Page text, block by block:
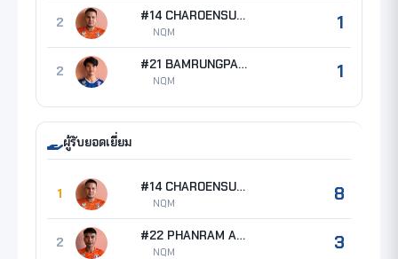
2 #14 CHAROENSUK Tanapat
NQM 1
2 #21 BAMRUNGPAKDEE Thanat
NQM 1
ผู้รับยอดเยี่ยม
1 #14 CHAROENSUK Tanapat
NQM 8
2 #22 PHANRAM Anurak
NQM 3